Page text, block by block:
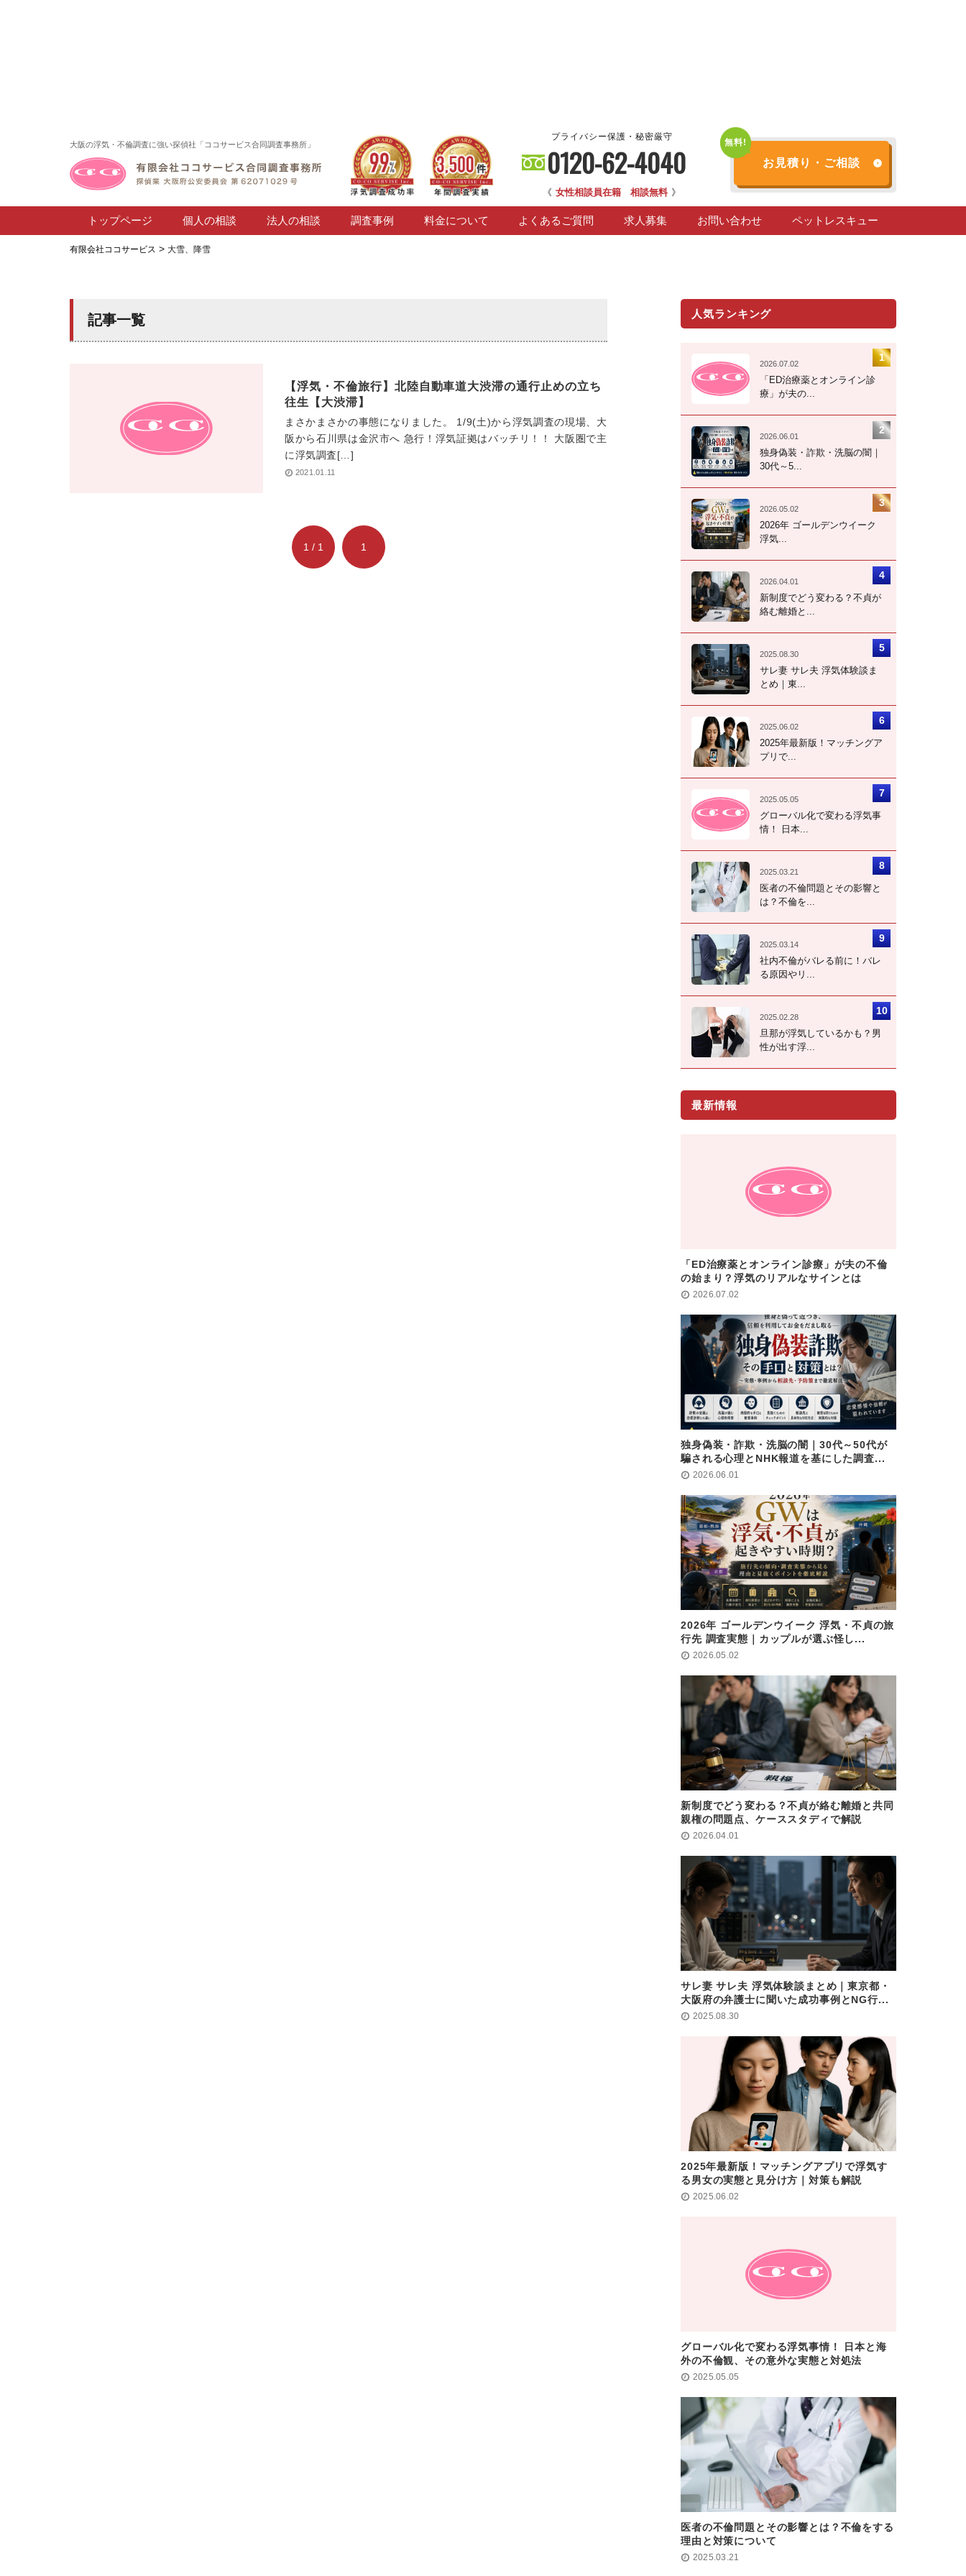
大阪の浮気・不倫調査に強い探偵社「ココサービス合同調査事務所」
プライバシー保護・秘密厳守
0120-62-4040
《 女性相談員在籍 相談無料 》
お見積り・ご相談
トップページ 個人の相談 法人の相談 調査事例 料金について よくあるご質問 求人募集 お問い合わせ ペットレスキュー
有限会社ココサービス > 大雪、降雪
記事一覧
【浮気・不倫旅行】北陸自動車道大渋滞の通行止めの立ち
往生【大渋滞】
まさかまさかの事態になりました。 1/9(土)から浮気調査の現場、大
阪から石川県は金沢市へ 急行！浮気証拠はバッチリ！！ 大阪圏で主
に浮気調査[…]
2021.01.11
1 / 1 1
人気ランキング
2026.07.02
「ED治療薬とオンライン診
療」が夫の...
2026.06.01
独身偽装・詐欺・洗脳の闇｜
30代～5...
2026.05.02
2026年 ゴールデンウイーク
浮気...
2026.04.01
新制度でどう変わる？不貞が
絡む離婚と...
2025.08.30
サレ妻 サレ夫 浮気体験談ま
とめ｜東...
2025.06.02
2025年最新版！マッチングア
プリで...
2025.05.05
グローバル化で変わる浮気事
情！ 日本...
2025.03.21
医者の不倫問題とその影響と
は？不倫を...
2025.03.14
社内不倫がバレる前に！バレ
る原因やリ...
2025.02.28
旦那が浮気しているかも？男
性が出す浮...
最新情報
「ED治療薬とオンライン診療」が夫の不倫
の始まり？浮気のリアルなサインとは
2026.07.02
独身偽装・詐欺・洗脳の闇｜30代～50代が
騙される心理とNHK報道を基にした調査...
2026.06.01
2026年 ゴールデンウイーク 浮気・不貞の旅
行先 調査実態｜カップルが選ぶ怪し...
2026.05.02
新制度でどう変わる？不貞が絡む離婚と共同
親権の問題点、ケーススタディで解説
2026.04.01
サレ妻 サレ夫 浮気体験談まとめ｜東京都・
大阪府の弁護士に聞いた成功事例とNG行...
2025.08.30
2025年最新版！マッチングアプリで浮気す
る男女の実態と見分け方｜対策も解説
2025.06.02
グローバル化で変わる浮気事情！ 日本と海
外の不倫観、その意外な実態と対処法
2025.05.05
医者の不倫問題とその影響とは？不倫をする
理由と対策について
2025.03.21